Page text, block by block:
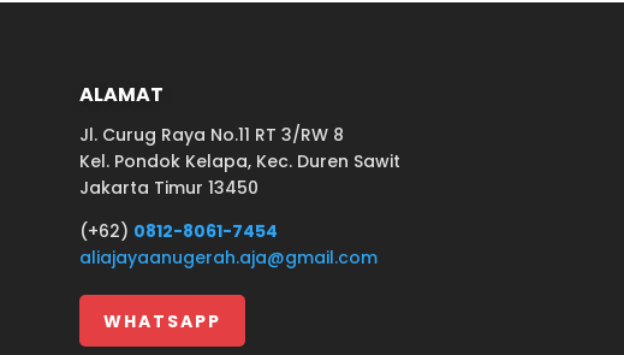
ALAMAT
Jl. Curug Raya No.11 RT 3/RW 8
Kel. Pondok Kelapa, Kec. Duren Sawit
Jakarta Timur 13450
(+62) 0812-8061-7454
aliajayaanugerah.aja@gmail.com
WHATSAPP